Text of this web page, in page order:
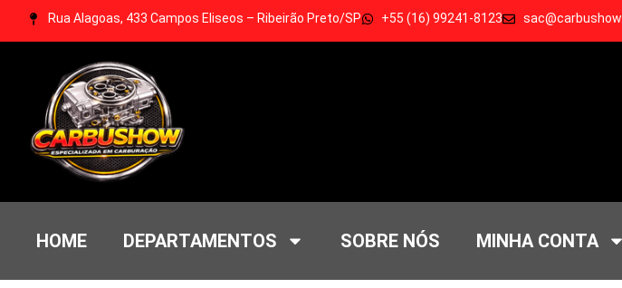
Rua Alagoas, 433 Campos Eliseos – Ribeirão Preto/SP +55 (16) 99241-8123
HOME DEPARTAMENTOS SOBRE NÓS MINHA CONTA